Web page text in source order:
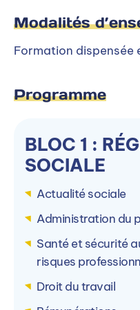
Modalités
Formation dispensée
Programme
BLOC 1 :
SOCIALE
Actualité sociale
Administration du
Santé et sécurité
risques
Droit du travail
Sidonie